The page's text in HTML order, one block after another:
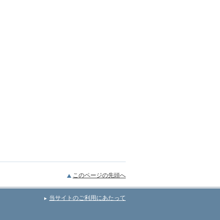
このページの先頭へ
当サイトのご利用にあたって